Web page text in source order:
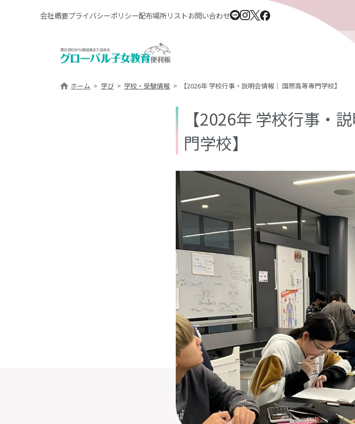
会社概要プライバシーポリシー配布場所リストお問い合わせ
ホーム 学び 学校・受験情報 【2026年 学校行事・説明会情報｜ 国際高等専門学校】
【2026年 学校行事・
門学校】